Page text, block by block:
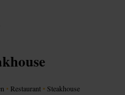
• Restaurant • Steakhouse